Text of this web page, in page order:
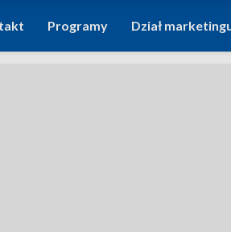
Programy Dział